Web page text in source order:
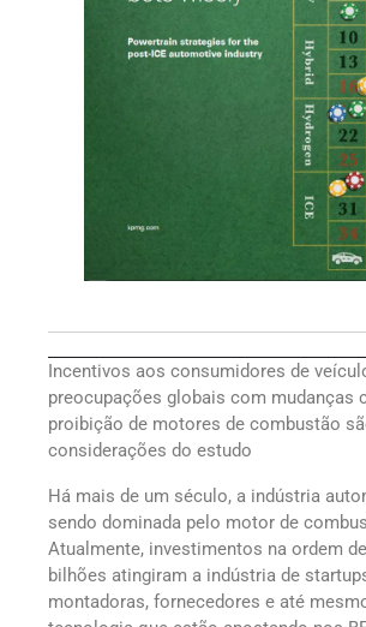
Incentivos aos consumidores de
preocupações globais com mudanças
proibição de motores de combustão
considerações do estudo
Há mais de um século, a indústria
sendo dominada pelo motor de
Atualmente, investimentos na ordem
bilhões atingiram a indústria de
montadoras, fornecedores e até